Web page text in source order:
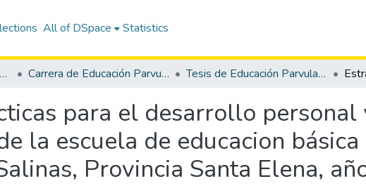
All of DSpace Statistics
Facultad de Ciencias de la Educación e Idiomas Carrera de Educación Parvularia Tesis de Educación Parvularia
para el desarrollo
la escuela de educacion básica
Provincia Santa Elena,